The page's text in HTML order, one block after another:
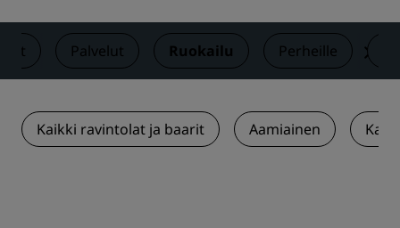
Palvelut Ruokailu Perheille
Kaikki ravintolat ja baarit Aamiainen